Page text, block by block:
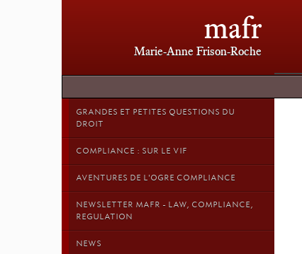
mafr
Marie-Anne Frison-Roche
GRANDES ET PETITES QUESTIONS DU
DROIT
COMPLIANCE : SUR LE VIF
AVENTURES DE L'OGRE COMPLIANCE
NEWSLETTER MAFR - LAW, COMPLIANCE,
REGULATION
NEWS